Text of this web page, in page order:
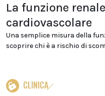
La funzione
cardiovascolare
Una semplice misura della
scoprire chi è a rischio di
CLINICA